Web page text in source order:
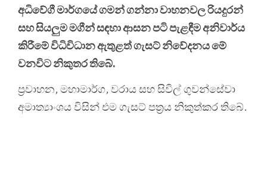
අධිවේගී මාර්ගයේ ගමන් ගන්නා වාහනවල රියදුරන්
සහ සියලුම මගීන් සඳහා ආසන පටි පැළඳීම අනිවාර්ය
කිරීමේ විධිවිධාන ඇතුළත් ගැසට් නිවේදනය මේ
වනවිට නිකුතර තිබේ.
ප්‍රවාහන, මහාමාර්ග, වරාය සහ සිවිල් ගුවන්සේවා
අමාත්‍යාංශය විසින් එම ගැසට් පත්‍රය නිකුත්කර තිබේ.